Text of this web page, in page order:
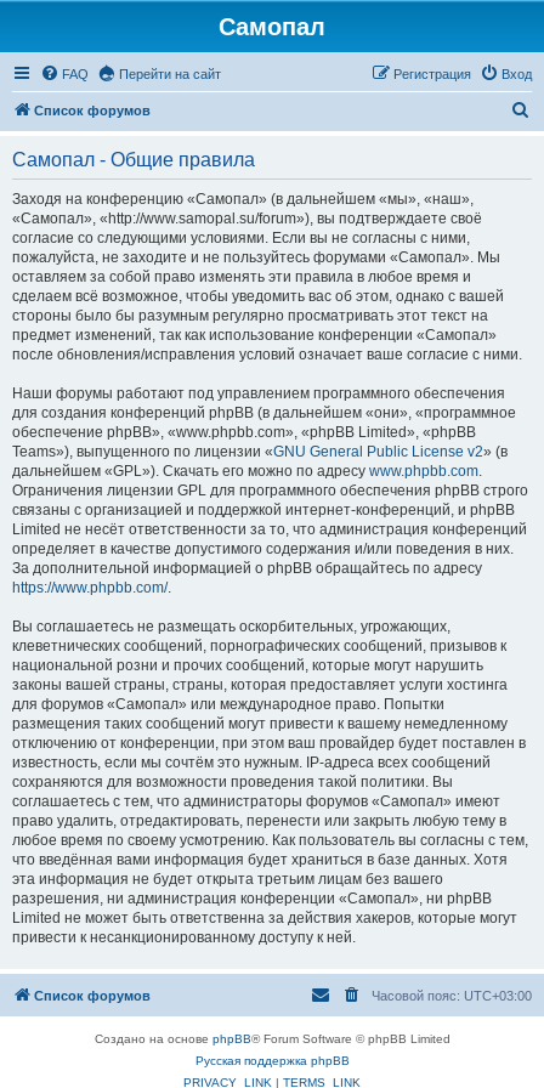
Самопал
FAQ Перейти на сайт Вход
Регистрация
Список форумов
Самопал - Общие правила
Заходя на конференцию «Самопал» (в дальнейшем «мы», «наш»,
«Самопал», «http://www.samopal.su/forum»), вы подтверждаете своё
согласие со следующими условиями. Если вы не согласны с ними,
пожалуйста, не заходите и не пользуйтесь форумами «Самопал». Мы
оставляем за собой право изменять эти правила в любое время и
сделаем всё возможное, чтобы уведомить вас об этом, однако с вашей
стороны было бы разумным регулярно просматривать этот текст на
предмет изменений, так как использование конференции «Самопал»
после обновления/исправления условий означает ваше согласие с ними.
Наши форумы работают под управлением программного обеспечения
для создания конференций phpBB (в дальнейшем «они», «программное
обеспечение phpBB», «www.phpbb.com», «phpBB Limited», «phpBB
Teams»), выпущенного по лицензии «GNU General Public License v2» (в
дальнейшем «GPL»). Скачать его можно по адресу www.phpbb.com.
Ограничения лицензии GPL для программного обеспечения phpBB строго
связаны с организацией и поддержкой интернет-конференций, и phpBB
Limited не несёт ответственности за то, что администрация конференций
определяет в качестве допустимого содержания и/или поведения в них.
За дополнительной информацией о phpBB обращайтесь по адресу
https://www.phpbb.com/.
Вы соглашаетесь не размещать оскорбительных, угрожающих,
клеветнических сообщений, порнографических сообщений, призывов к
национальной розни и прочих сообщений, которые могут нарушить
законы вашей страны, страны, которая предоставляет услуги хостинга
для форумов «Самопал» или международное право. Попытки
размещения таких сообщений могут привести к вашему немедленному
отключению от конференции, при этом ваш провайдер будет поставлен в
известность, если мы сочтём это нужным. IP-адреса всех сообщений
сохраняются для возможности проведения такой политики. Вы
соглашаетесь с тем, что администраторы форумов «Самопал» имеют
право удалить, отредактировать, перенести или закрыть любую тему в
любое время по своему усмотрению. Как пользователь вы согласны с тем,
что введённая вами информация будет храниться в базе данных. Хотя
эта информация не будет открыта третьим лицам без вашего
разрешения, ни администрация конференции «Самопал», ни phpBB
Limited не может быть ответственна за действия хакеров, которые могут
привести к несанкционированному доступу к ней.
Список форумов Часовой пояс: UTC+03:00
Создано на основе phpBB® Forum Software © phpBB Limited
Русская поддержка phpBB
PRIVACY_LINK | TERMS_LINK